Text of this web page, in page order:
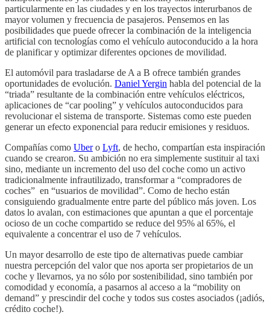
particularmente en las ciudades y en los trayectos interurbanos de
mayor volumen y frecuencia de pasajeros. Pensemos en las
posibilidades que puede ofrecer la combinación de la inteligencia
artificial con tecnologías como el vehículo autoconducido a la hora
de planificar y optimizar diferentes opciones de movilidad.
El automóvil para trasladarse de A a B ofrece también grandes
oportunidades de evolución. Daniel Yergin habla del potencial de la
“triada” resultante de la combinación entre vehículos eléctricos,
aplicaciones de “car pooling” y vehículos autoconducidos para
revolucionar el sistema de transporte. Sistemas como este pueden
generar un efecto exponencial para reducir emisiones y residuos.
Compañías como Ubero Lyft, de hecho, compartían esta inspiración
cuando se crearon. Su ambición no era simplemente sustituir al taxi
sino, mediante un incremento del uso del coche como un activo
tradicionalmente infrautilizado, transformar a “compradores de
coches” en “usuarios de movilidad”. Como de hecho están
consiguiendo gradualmente entre parte del público más joven. Los
datos lo avalan, con estimaciones que apuntan a que el porcentaje
ocioso de un coche compartido se reduce del 95% al 65%, el
equivalente a concentrar el uso de 7 vehículos.
Un mayor desarrollo de este tipo de alternativas puede cambiar
nuestra percepción del valor que nos aporta ser propietarios de un
coche y llevarnos, ya no sólo por sostenibilidad, sino también por
comodidad y economía, a pasarnos al acceso a la “mobility on
demand” y prescindir del coche y todos sus costes asociados (¡adiós,
crédito coche!).